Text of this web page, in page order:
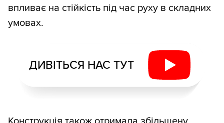
впливає на стійкість під час руху в складних
умовах.
ДИВІТЬСЯ НАС ТУТ